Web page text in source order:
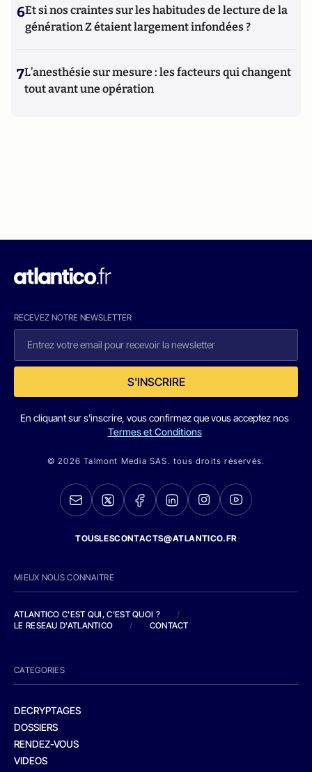
6Et si nos craintes sur les habitudes de lecture de la
génération Z étaient largement infondées ?
7L’anesthésie sur mesure : les facteurs qui changent
tout avant une opération
RECEVEZ NOTRE NEWSLETTER
S'INSCRIRE
En cliquant sur s'inscrire, vous confirmez que vous acceptez nos
Termes et Conditions
© 2026 Talmont Media SAS. tous droits réservés.
TOUSLESCONTACTS@ATLANTICO.FR
MIEUX NOUS CONNAITRE
ATLANTICO C'EST QUI, C'EST QUOI ?
/
LE RESEAU D'ATLANTICO
/ CONTACT
CATEGORIES
DECRYPTAGES
DOSSIERS
RENDEZ-VOUS
VIDEOS